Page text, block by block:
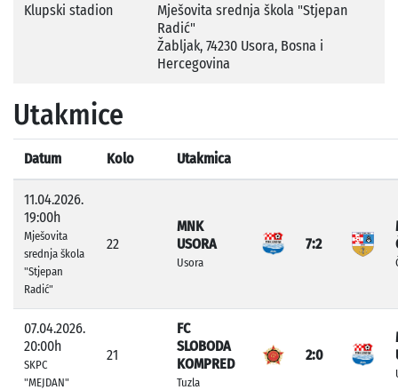
Klupski stadion
Mješovita srednja škola "Stjepan
Radić"
Žabljak, 74230 Usora, Bosna i
Hercegovina
Utakmice
Datum Kolo Utakmica
11.04.2026.
19:00h
Mješovita
srednja škola
"Stjepan
Radić"
22
MNK
USORA
Usora
7:2
07.04.2026.
20:00h
SKPC
"MEJDAN"
21
FC
SLOBODA
KOMPRED
Tuzla
2:0